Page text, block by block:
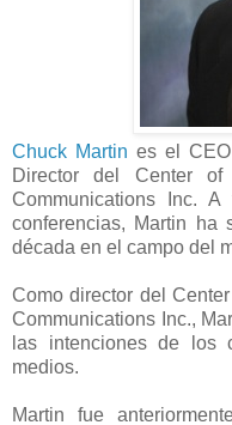
Chuck Martin es el
Director del Center of
Communications Inc.
conferencias, Martin ha
década en el campo del
Como director del
Communications Inc.,
las intenciones de los
medios.
Martin fue